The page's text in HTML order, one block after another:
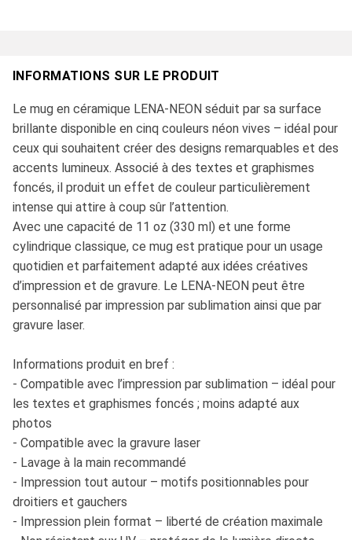
INFORMATIONS SUR LE PRODUIT
Le mug en céramique LENA-NEON séduit par sa surface
brillante disponible en cinq couleurs néon vives – idéal pour
ceux qui souhaitent créer des designs remarquables et des
accents lumineux. Associé à des textes et graphismes
foncés, il produit un effet de couleur particulièrement
intense qui attire à coup sûr l’attention.
Avec une capacité de 11 oz (330 ml) et une forme
cylindrique classique, ce mug est pratique pour un usage
quotidien et parfaitement adapté aux idées créatives
d’impression et de gravure. Le LENA-NEON peut être
personnalisé par impression par sublimation ainsi que par
gravure laser.
Informations produit en bref :
- Compatible avec l’impression par sublimation – idéal pour
les textes et graphismes foncés ; moins adapté aux
photos
- Compatible avec la gravure laser
- Lavage à la main recommandé
- Impression tout autour – motifs positionnables pour
droitiers et gauchers
- Impression plein format – liberté de création maximale